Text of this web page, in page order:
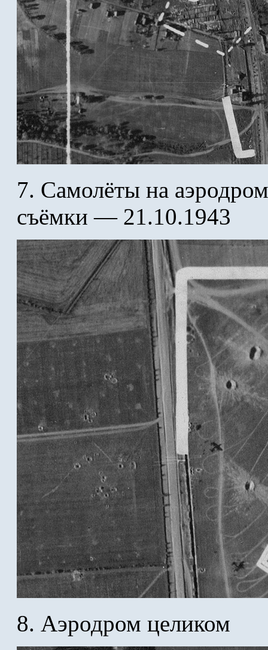
7. Самолёты на
съёмки — 21.10.1943
8. Аэродром целиком